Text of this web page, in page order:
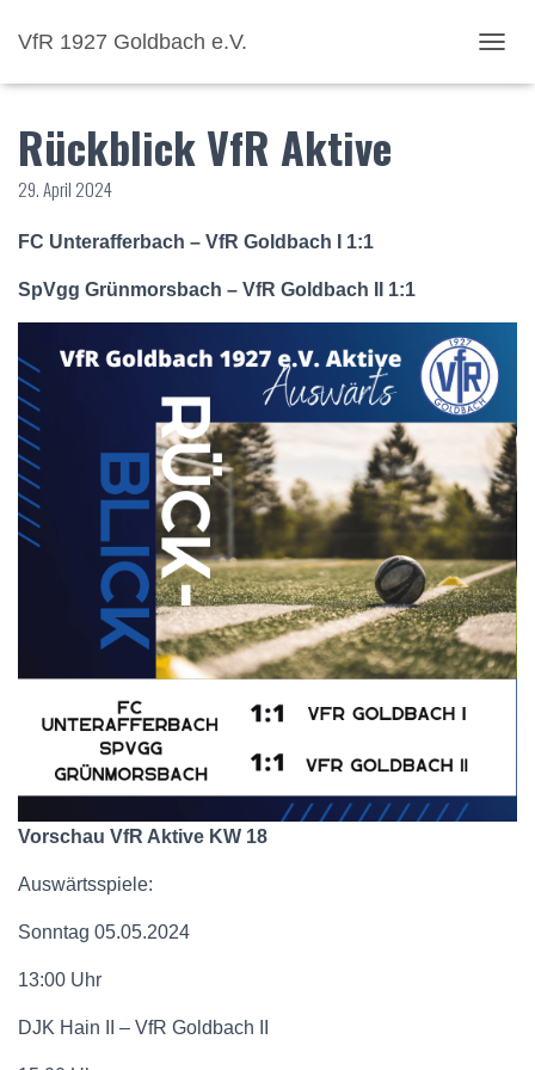
VfR 1927 Goldbach e.V.
Rückblick VfR Aktive
29. April 2024
FC Unterafferbach – VfR Goldbach I 1:1
SpVgg Grünmorsbach – VfR Goldbach II 1:1
Vorschau VfR Aktive KW 18
Auswärtsspiele:
Sonntag 05.05.2024
13:00 Uhr
DJK Hain II – VfR Goldbach II